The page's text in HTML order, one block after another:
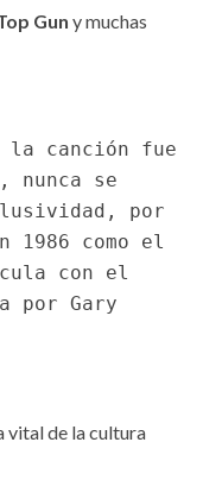
Gun y muchas
la canción fue
nunca se
por
1986 como el
con el
por Gary
vital de la cultura